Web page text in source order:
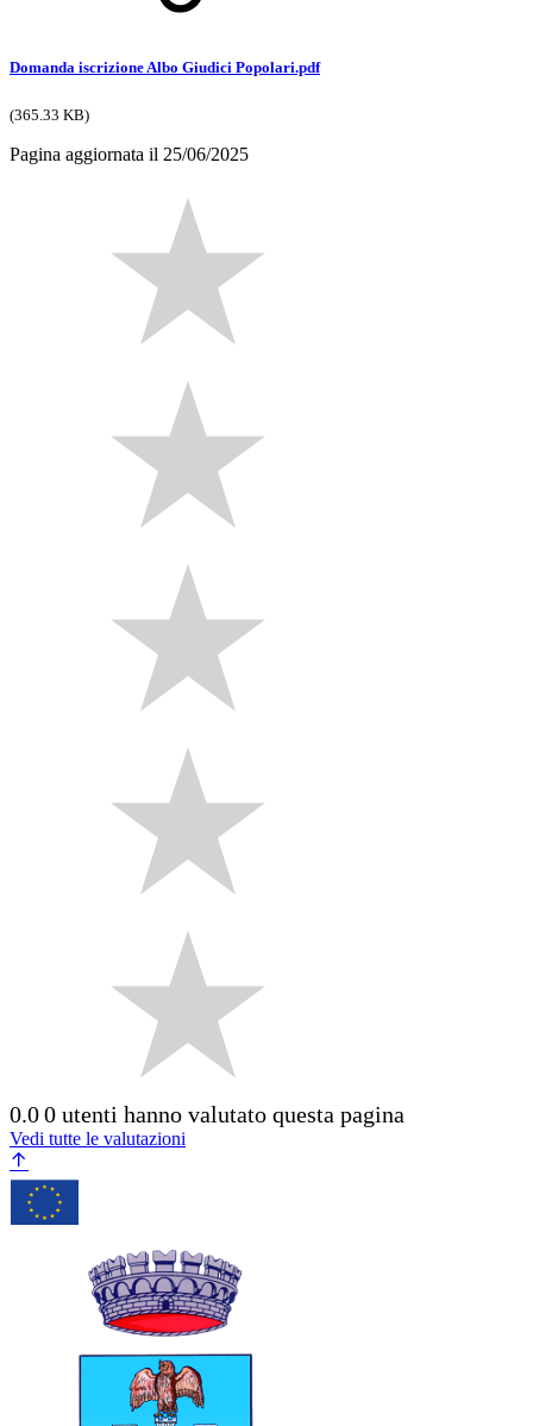
Domanda iscrizione Albo Giudici Popolari.pdf
(365.33 KB)
Pagina aggiornata il 25/06/2025
0.00 utenti hanno valutato questa pagina
Vedi tutte le valutazioni